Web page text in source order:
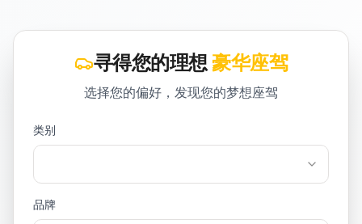
寻得您的理想豪华座驾
选择您的偏好，发现您的梦想座驾
类别
品牌